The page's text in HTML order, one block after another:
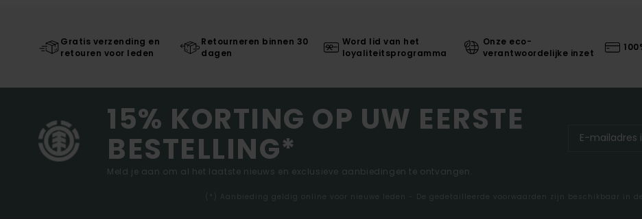
Gratis verzending en
retouren voor leden
Retourneren binnen 30
dagen
Word lid van het
loyaliteitsprogramma
Onze eco-
verantwoordelijke inzet
15% KORTING OP UW EERSTE
BESTELLING*
Meld je aan om al het laatste nieuws en exclusieve aanbiedingen te ontvangen.
(*) Aanbieding geldig online voor nieuwe leden - De gedetailleerde voorwaarden zijn beschikbaar in